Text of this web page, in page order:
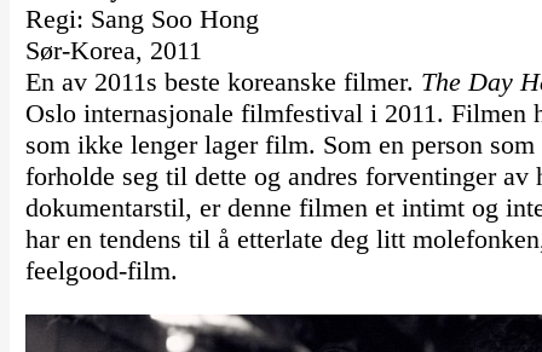
Regi: Sang Soo Hong
Sør-Korea, 2011
En av 2011s beste koreanske filmer. The Day
Oslo internasjonale filmfestival i 2011. Filmen
som ikke lenger lager film. Som en person
forholde seg til dette og andres forventinger
dokumentarstil, er denne filmen et intimt og
har en tendens til å etterlate deg litt
feelgood-film.